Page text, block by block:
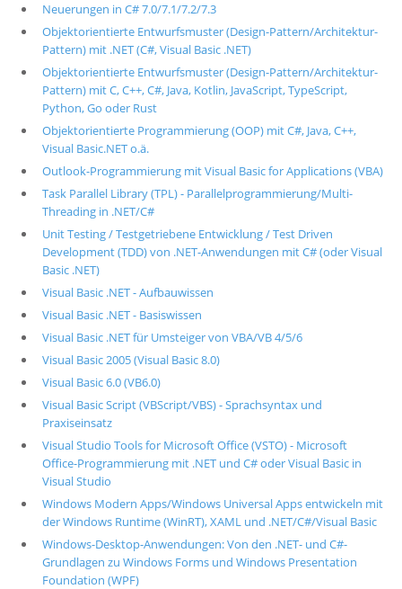
Neuerungen in C# 7.0/7.1/7.2/7.3
Objektorientierte Entwurfsmuster (Design-Pattern/Architektur-
Pattern) mit .NET (C#, Visual Basic .NET)
Objektorientierte Entwurfsmuster (Design-Pattern/Architektur-
Pattern) mit C, C++, C#, Java, Kotlin, JavaScript, TypeScript,
Python, Go oder Rust
Objektorientierte Programmierung (OOP) mit C#, Java, C++,
Visual Basic.NET o.ä.
Outlook-Programmierung mit Visual Basic for Applications (VBA)
Task Parallel Library (TPL) - Parallelprogrammierung/Multi-
Threading in .NET/C#
Unit Testing / Testgetriebene Entwicklung / Test Driven
Development (TDD) von .NET-Anwendungen mit C# (oder Visual
Basic .NET)
Visual Basic .NET - Aufbauwissen
Visual Basic .NET - Basiswissen
Visual Basic .NET für Umsteiger von VBA/VB 4/5/6
Visual Basic 2005 (Visual Basic 8.0)
Visual Basic 6.0 (VB6.0)
Visual Basic Script (VBScript/VBS) - Sprachsyntax und
Praxiseinsatz
Visual Studio Tools for Microsoft Office (VSTO) - Microsoft
Office-Programmierung mit .NET und C# oder Visual Basic in
Visual Studio
Windows Modern Apps/Windows Universal Apps entwickeln mit
der Windows Runtime (WinRT), XAML und .NET/C#/Visual Basic
Windows-Desktop-Anwendungen: Von den .NET- und C#-
Grundlagen zu Windows Forms und Windows Presentation
Foundation (WPF)